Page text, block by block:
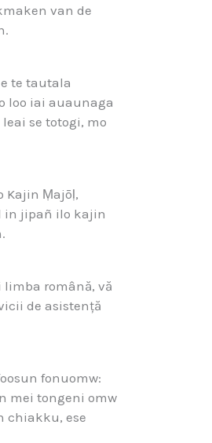
van de
e te tautala
loo iai auaunaga
se totogi, mo
Kajin Ṃajōḷ,
in jipañ ilo kajin
limba română, vă
de asistență
fonuomw:
mei tongeni omw
chiakku, ese